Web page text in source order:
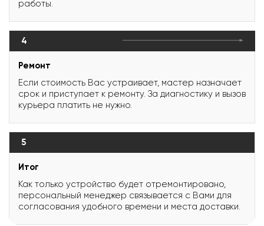
работы.
4
Ремонт
Если стоимость Вас устраивает, мастер назначает
срок и приступает к ремонту. За диагностику и вызов
курьера платить не нужно.
5
Итог
Как только устройство будет отремонтировано,
персональный менеджер связывается с Вами для
согласования удобного времени и места доставки.